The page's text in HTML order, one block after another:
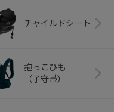
チャイルドシート
抱っこひも
（子守帯）